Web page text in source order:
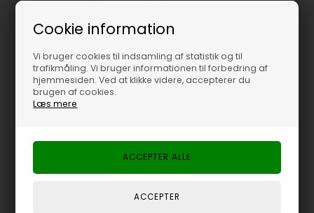
Cookie information
Vi bruger cookies til indsamling af statistik og til
trafikmåling. Vi bruger informationen til forbedring af
hjemmesiden. Ved at klikke videre, accepterer du
brugen af cookies.
Læs mere
Vandtæt og støvtæt
499,00 DKK
Vandtæt og støvtæt
499,00 DKK
Varenr.: 8899 Varenr.: 8759